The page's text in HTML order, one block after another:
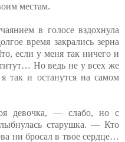
местам.
в голосе вздохнула
время закрались зерна
если у меня так ничего и
Но ведь не у всех же
так и останутся на самом
девочка, — слабо, но с
старушка. — Кто
ни бросал в твое сердце…